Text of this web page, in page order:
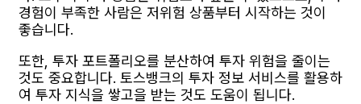
경험이 부족한 사람은 저위험 상품부터 시작하는 것이
좋습니다.
또한, 투자 포트폴리오를 분산하여 투자 위험을 줄이는
것도 중요합니다. 토스뱅크의 투자 정보 서비스를 활용하
여 투자 지식을 쌓고을 받는 것도 도움이 됩니다.